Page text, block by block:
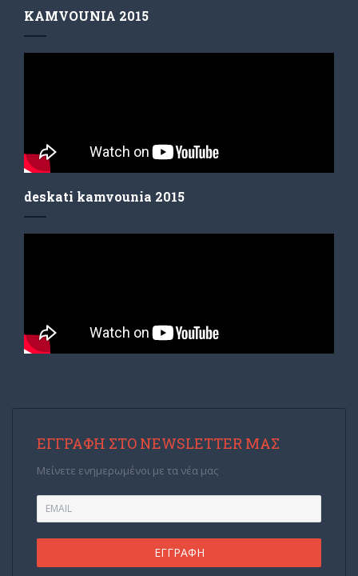
KAMVOUNIA 2015
deskati kamvounia 2015
ΕΓΓΡΑΦΉ ΣΤΟ NEWSLETTER ΜΑΣ
Μείνετε ενημερωμένοι με τα νέα μας